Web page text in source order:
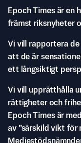
Epoch Times är en
främst riksnyheter
Vi vill rapportera
att de är
ett långsiktigt
Vi vill upprätthålla
rättigheter och
Epoch Times är
av ”särskild vikt för